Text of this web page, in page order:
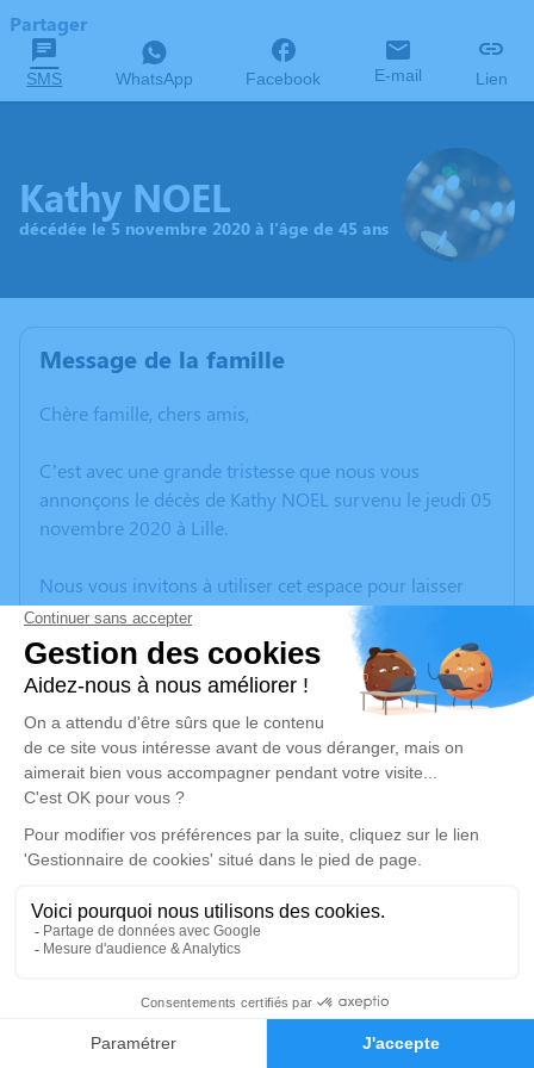
Faire-part Hommages
Partager
SMS WhatsApp Facebook E-mail Lien
Kathy NOEL
décédée le 5 novembre 2020 à l'âge de 45 ans
Message de la famille
Chère famille, chers amis,
C’est avec une grande tristesse que nous vous
annonçons le décès de Kathy NOEL survenu le jeudi 05
novembre 2020 à Lille.
Nous vous invitons à utiliser cet espace pour laisser
vos condoléances, partager des photos souvenirs, une
anecdote ou exprimer vos pensées à travers des
poèmes ou des textes. Cet endroit est un lieu
d'expression dédié à honorer la mémoire de Kathy
NOEL.
Un service de plantation d’arbre hommage est
disponible ici.
Je rends hommage
Cérémonie civile
Chambre Funéraire Lemiere de Phalempin
59133 Phalempin